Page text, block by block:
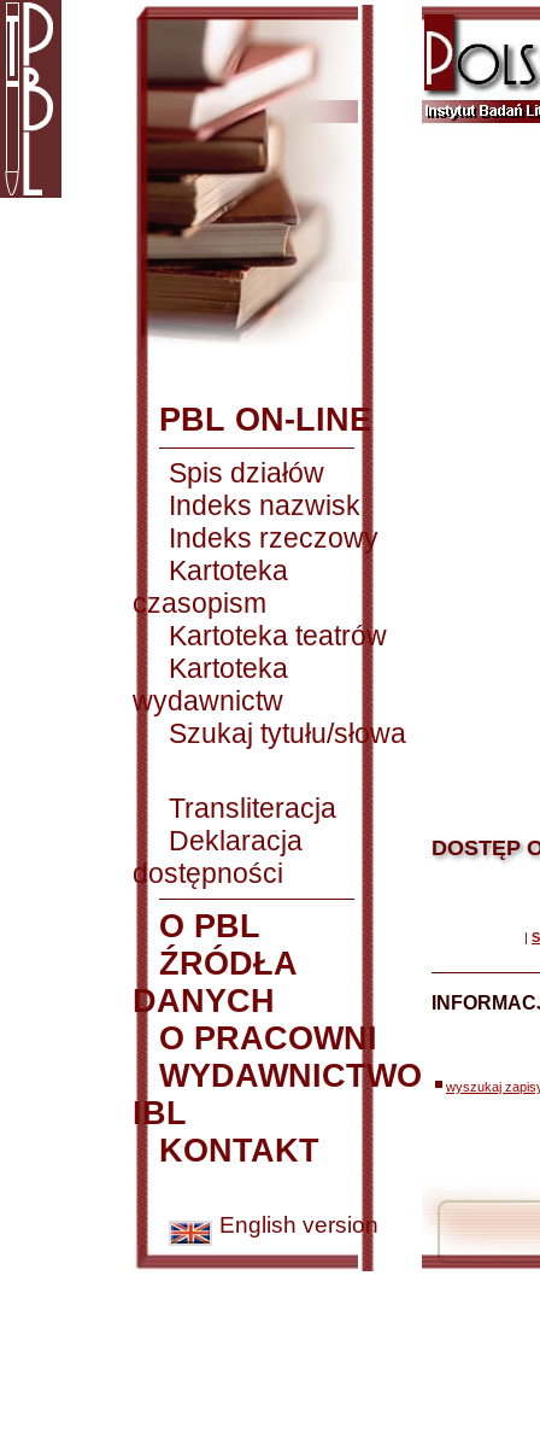
PBL ON-LINE
Spis działów
Indeks nazwisk
Indeks rzeczowy
Kartoteka
czasopism
Kartoteka teatrów
Kartoteka
wydawnictw
Szukaj tytułu/słowa
Transliteracja
Deklaracja
dostępności
O PBL
ŹRÓDŁA
DANYCH
O PRACOWNI
WYDAWNICTWO
IBL
KONTAKT
English version
DOSTĘP
|
wyszukaj